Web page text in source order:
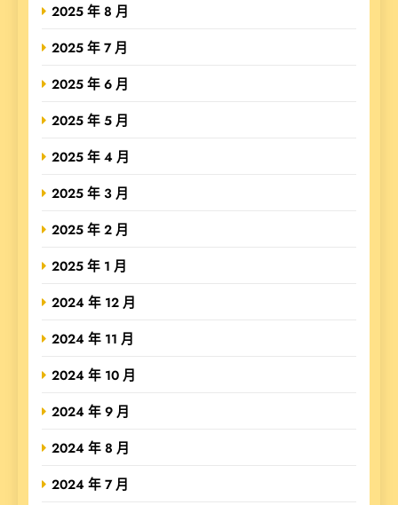
2025 年 8 月
2025 年 7 月
2025 年 6 月
2025 年 5 月
2025 年 4 月
2025 年 3 月
2025 年 2 月
2025 年 1 月
2024 年 12 月
2024 年 11 月
2024 年 10 月
2024 年 9 月
2024 年 8 月
2024 年 7 月